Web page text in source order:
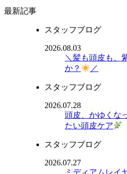
最新記事
スタッフブログ
2026.08.03
＼髪も頭皮も、
か？
／
スタッフブログ
2026.07.28
頭皮、かゆくな
たい頭皮ケア
スタッフブログ
2026.07.27